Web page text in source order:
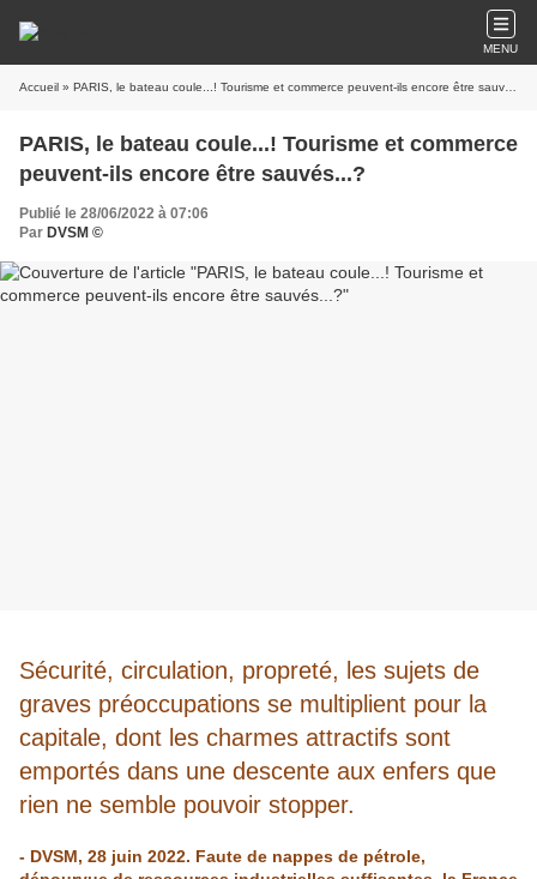
MENU
Accueil » PARIS, le bateau coule...! Tourisme et commerce peuvent-ils encore être sauvés...?
PARIS, le bateau coule...! Tourisme et commerce
peuvent-ils encore être sauvés...?
Publié le 28/06/2022 à 07:06
Par DVSM ©
Sécurité, circulation, propreté, les sujets de
graves préoccupations se multiplient pour la
capitale, dont les charmes attractifs sont
emportés dans une descente aux enfers que
rien ne semble pouvoir stopper.
- DVSM, 28 juin 2022. Faute de nappes de pétrole,